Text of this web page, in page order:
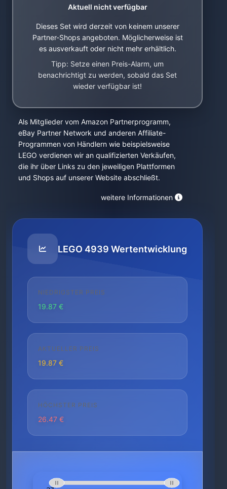
Aktuell nicht verfügbar
Dieses Set wird derzeit von keinem unserer
Partner-Shops angeboten. Möglicherweise ist
es ausverkauft oder nicht mehr erhältlich.
Tipp: Setze einen Preis-Alarm, um
benachrichtigt zu werden, sobald das Set
wieder verfügbar ist!
Als Mitglieder vom Amazon Partnerprogramm,
eBay Partner Network und anderen Affiliate-
Programmen von Händlern wie beispielsweise
LEGO verdienen wir an qualifizierten Verkäufen,
die ihr über Links zu den jeweiligen Plattformen
und Shops auf unserer Website abschließt.
weitere Informationen
LEGO 4939 Wertentwicklung
NIEDRIGSTER PREIS
19.87 €
AKTUELLER PREIS
19.87 €
HÖCHSTER PREIS
26.47 €